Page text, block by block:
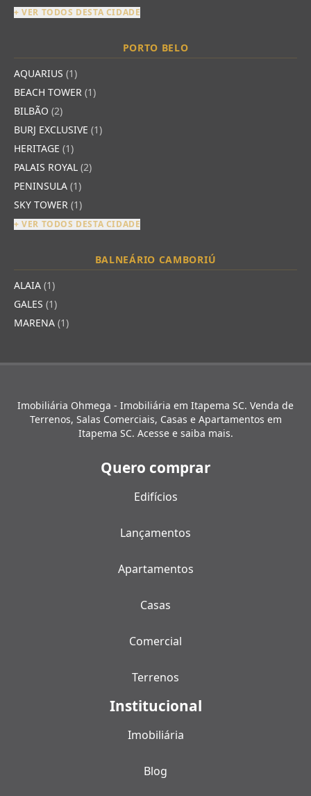
+ VER TODOS DESTA CIDADE
PORTO BELO
AQUARIUS (1)
BEACH TOWER (1)
BILBÃO (2)
BURJ EXCLUSIVE (1)
HERITAGE (1)
PALAIS ROYAL (2)
PENINSULA (1)
SKY TOWER (1)
+ VER TODOS DESTA CIDADE
BALNEÁRIO CAMBORIÚ
ALAIA (1)
GALES (1)
MARENA (1)
Imobiliária Ohmega - Imobiliária em Itapema SC. Venda de
Terrenos, Salas Comerciais, Casas e Apartamentos em
Itapema SC. Acesse e saiba mais.
Quero comprar
Edifícios
Lançamentos
Apartamentos
Casas
Comercial
Terrenos
Institucional
Imobiliária
Blog